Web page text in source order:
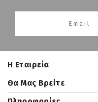
H Εταιρεία
Θα Μας Βρείτε